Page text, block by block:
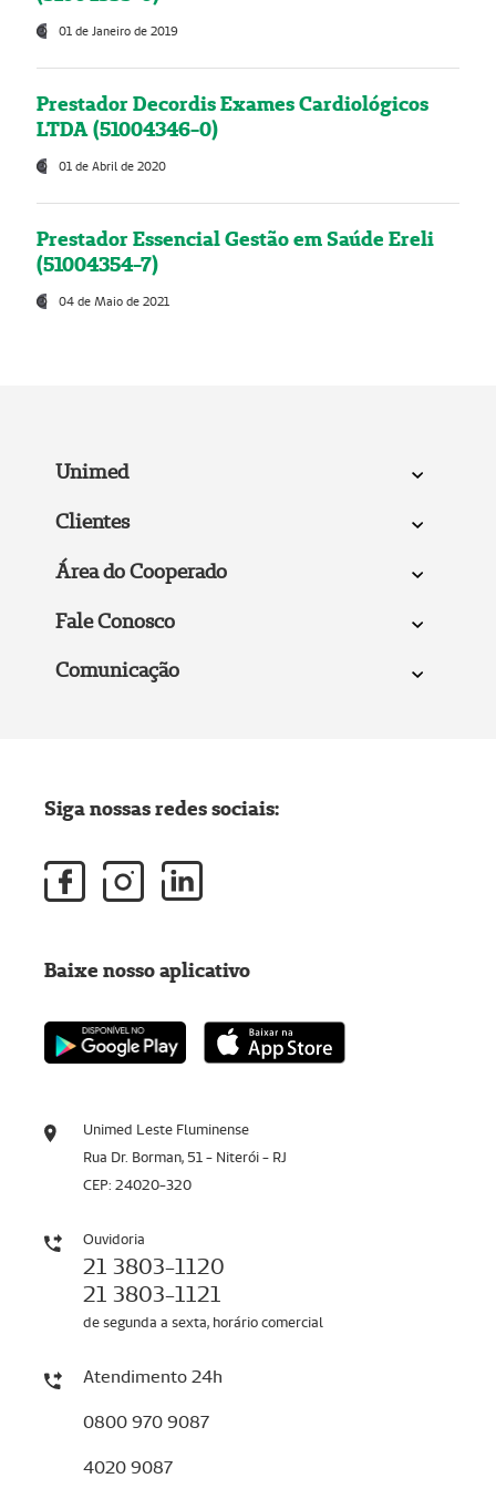
01 de Janeiro de 2019
Prestador Decordis Exames Cardiológicos
LTDA (51004346-0)
01 de Abril de 2020
Prestador Essencial Gestão em Saúde Ereli
(51004354-7)
04 de Maio de 2021
Unimed
Clientes
Área do Cooperado
Fale Conosco
Comunicação
Unimed Leste Fluminense
Rua Dr. Borman, 51 - Niterói - RJ
CEP: 24020-320
Ouvidoria
21 3803-1120
21 3803-1121
de segunda a sexta, horário comercial
Atendimento 24h
0800 970 9087
4020 9087
Siga nossas redes sociais:
Baixe nosso aplicativo